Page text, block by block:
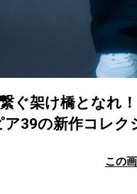
ぐ架け橋となれ
ア39の新作コレク
この